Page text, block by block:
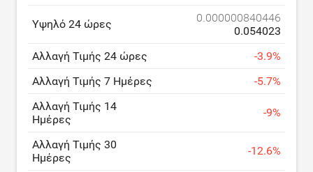
Υψηλό 24 ώρες
0.000000840446
0.054023
Αλλαγή Τιμής 24 ώρες
-3.9%
Αλλαγή Τιμής 7 Ημέρες
-5.7%
Αλλαγή Τιμής 14
Ημέρες
-9%
Αλλαγή Τιμής 30
Ημέρες
-12.6%